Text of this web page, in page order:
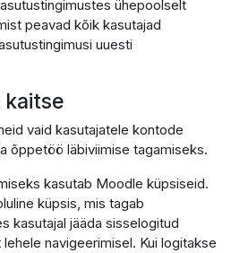
ühepoolselt
peavad kõik kasutajad
uuesti
kaitse
vaid kasutajatele kontode
õppetöö läbiviimise tagamiseks.
kasutab Moodle küpsiseid.
küpsis, mis tagab
kasutajal jääda sisselogitud
navigeerimisel. Kui logitakse